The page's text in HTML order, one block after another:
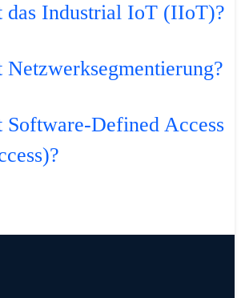
das Industrial IoT (IIoT)?
Netzwerksegmentierung?
Software-Defined Access